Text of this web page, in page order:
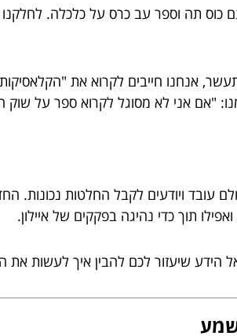
תה וספר עב כרס על כלכלה. לחלקנו
אנחנו חייבים לקרוא את
"אם אני לא מסוגל לקרוא ספר על שוק
ויודעים לקבל החלטות נכונות.
תוך כדי נהיגה בפקקים של איילון.
שיעזור לכם להבין איך לעשות את